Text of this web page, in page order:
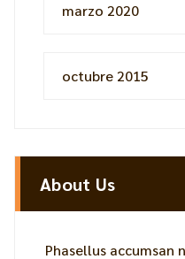
marzo 2020
octubre 2015
About Us
Phasellus